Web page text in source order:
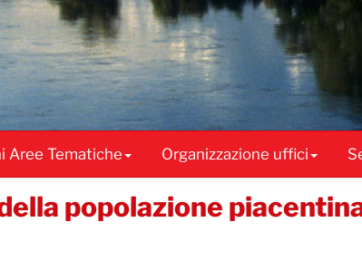
Aree Tematiche Organizzazione uffici
popolazione